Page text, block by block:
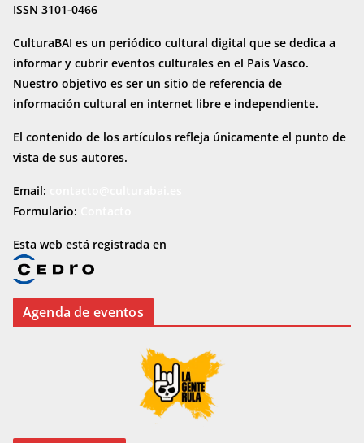
ISSN 3101-0466
CulturaBAI es un periódico cultural digital que se dedica a
informar y cubrir eventos culturales en el País Vasco.
Nuestro objetivo es ser un sitio de referencia de
información cultural en internet libre e independiente.
El contenido de los artículos refleja únicamente el punto de
vista de sus autores.
Email:
Formulario:
Esta web está registrada en
Agenda de eventos